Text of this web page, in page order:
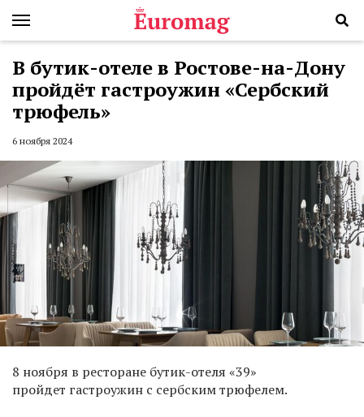
В бутик-отеле в Ростове-на-Дону
пройдёт гастроужин «Сербский
трюфель»
6 ноября 2024
8 ноября в ресторане бутик-отеля «39»
пройдет гастроужин с сербским трюфелем.